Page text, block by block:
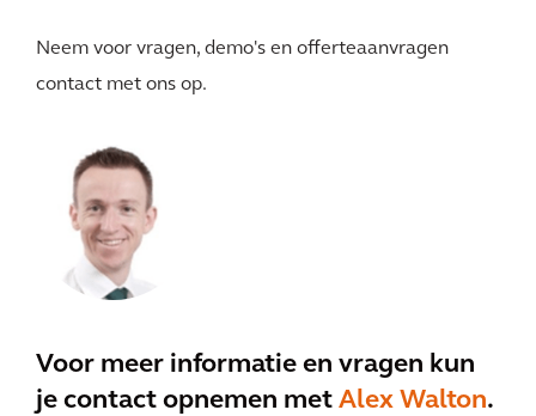
Neem voor vragen, demo's en offerteaanvragen
contact met ons op.
Voor meer informatie en vragen kun
je contact opnemen met Alex Walton.